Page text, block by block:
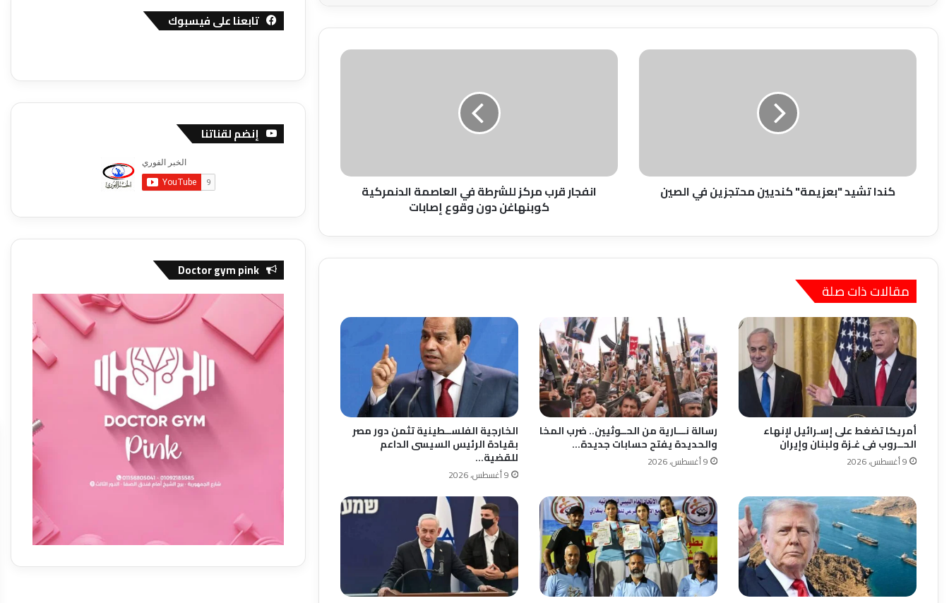
كندا
كندا تشيد "بعزيمة" كنديين محتجزين في الصين
انفجار
دون
انفجار قرب مركز للشرطة في العاصمة الدنمركية
كوبنهاغن دون وقوع إصابات
مقالات ذات صلة
أمريكا تضغط على إسـرائيل لإنهاء
الحــروب فى غـزة ولبنان وإيران
9 أغسطس، 2026
رسالة نـــارية من الحــوثيين.. ضرب المخا
والحديدة يفتح حسابات جديدة…
9 أغسطس، 2026
الخارجية الفلســطينية تثمن دور مصر
بقيادة الرئيس السيسى الداعم
للقضية…
9 أغسطس، 2026
تابعنا على فيسبوك
إنضم لقناتنا
Doctor gym pink